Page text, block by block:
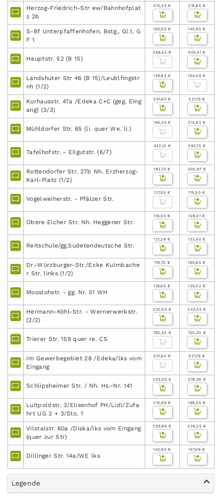
Herzog-Friedrich-Str ew/Bahnhofplat
z 2b
412,34 € 374,85 €
S-Bf Unterpfaffenhofen, Bstg., Gl.1, G
F 1
160,55 € 145,95 €
Hauptstr. 52 (B 15)
368,55 € 405,41 €
Landshuter Str 46 (B 15)/Leublfingstr
nh (1/2)
149,63 € 164,59 €
Kurhausstr. 47a /Edeka C+C (geg. Eing
ang) (3/3)
201,60 € 221,76 €
Mühldorfer Str. 65 (li. quer We. li.)
195,30 € 214,83 €
Tafelhofstr. - Eilgutstr. (6/7)
433,13 € 393,75 €
Rottendorfer Str. 27b Nh. Erzherzog-
Karl-Platz (1/2)
182,70 € 200,97 €
Vogelweiherstr. - Pfälzer Str.
127,05 € 115,50 €
Obere Eicher Str. Nh. Heggener Str.
116,55 € 128,21 €
Reitschule/gg.Sudetendeutsche Str.
121,28 € 133,40 €
Dr.-Würzburger-Str./Ecke Kulmbache
r Str. links (1/2)
176,72 € 160,65 €
Mooslohstr. - gg. Nr. 51 WH
118,65 € 130,52 €
Hermann-Köhl-Str. - Wernerwerkstr.
(2/2)
220,50 € 242,55 €
Trierer Str. 159 quer re. CS
792,33 € 720,30 €
Im Gewerbegebiet 28 /Edeka/lks vom
Eingang
201,60 € 221,76 €
Schlipsheimer Str. / Nh. Hs.-Nr. 141
253,05 € 278,36 €
Luitpoldstr. 3/Elisenhof PH/Lidl/Zufa
hrt UG 2 + 3/Sto. 1
215,99 € 196,35 €
Vilstalstr. 60a /Diska/lks vom Eingang
(quer zur Str)
259,88 € 236,25 €
Dillinger Str. 14a/WE lks
142,80 € 157,08 €
Legende